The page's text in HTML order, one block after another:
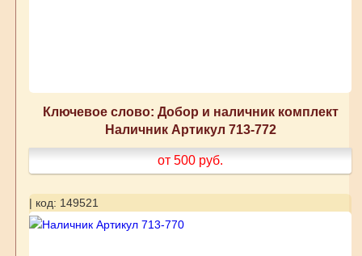
Ключевое слово: Добор и наличник комплект
Наличник Артикул 713-772
от 500 руб.
| код: 149521